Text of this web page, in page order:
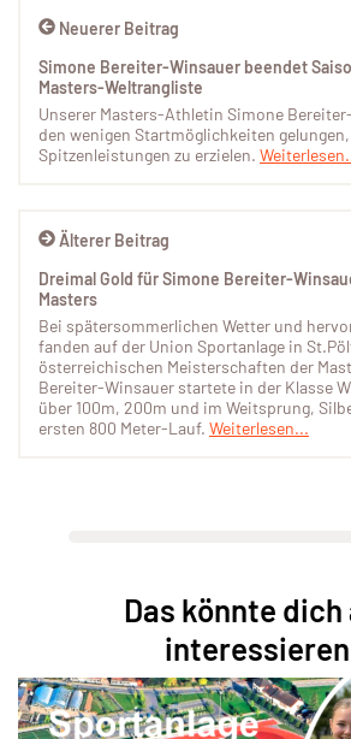
Älterer Beitrag
Dreimal Gold für Simone Bereiter-
Masters
Bei spätersommerlichen Wetter und
fanden auf der Union Sportanlage in
österreichischen Meisterschaften der
Bereiter-Winsauer startete in der Klasse
über 100m, 200m und im Weitsprung,
ersten 800 Meter-Lauf. Weiterlesen...
Neuerer Beitrag
Simone Bereiter-Winsauer beendet
Masters-Weltrangliste
Unserer Masters-Athletin Simone
den wenigen Startmöglichkeiten
Spitzenleistungen zu erzielen.
Das könnte dich